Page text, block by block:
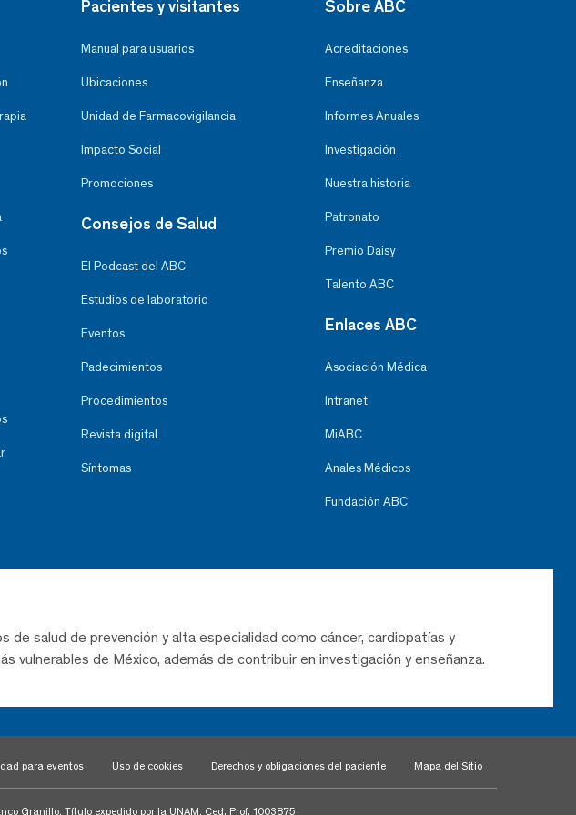
Pacientes y visitantes
Manual para usuarios
Ubicaciones
Unidad de Farmacovigilancia
Impacto Social
Promociones
Consejos de Salud
El Podcast del ABC
Estudios de laboratorio
Eventos
Padecimientos
Procedimientos
Revista digital
Síntomas
Sobre ABC
Acreditaciones
Enseñanza
Informes Anuales
Investigación
Nuestra historia
Patronato
Premio Daisy
Talento ABC
Enlaces ABC
Asociación Médica
Intranet
MiABC
Anales Médicos
Fundación ABC
de salud de prevención y alta especialidad como cáncer, cardiopatías y
vulnerables de México, además de contribuir en investigación y enseñanza.
para eventos Uso de cookies Derechos y obligaciones del paciente Mapa del Sitio
Granillo, Título expedido por la UNAM, Ced. Prof. 1003875